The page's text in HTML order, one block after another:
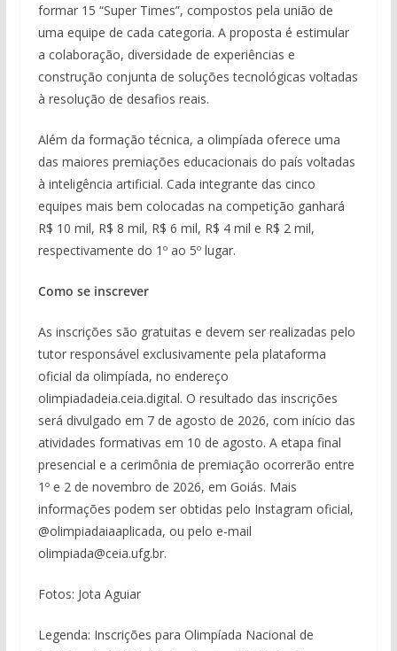
formar 15 “Super Times”, compostos pela união de
uma equipe de cada categoria. A proposta é estimular
a colaboração, diversidade de experiências e
construção conjunta de soluções tecnológicas voltadas
à resolução de desafios reais.
Além da formação técnica, a olimpíada oferece uma
das maiores premiações educacionais do país voltadas
à inteligência artificial. Cada integrante das cinco
equipes mais bem colocadas na competição ganhará
R$ 10 mil, R$ 8 mil, R$ 6 mil, R$ 4 mil e R$ 2 mil,
respectivamente do 1º ao 5º lugar.
Como se inscrever
As inscrições são gratuitas e devem ser realizadas pelo
tutor responsável exclusivamente pela plataforma
oficial da olimpíada, no endereço
olimpiadadeia.ceia.digital. O resultado das inscrições
será divulgado em 7 de agosto de 2026, com início das
atividades formativas em 10 de agosto. A etapa final
presencial e a cerimônia de premiação ocorrerão entre
1º e 2 de novembro de 2026, em Goiás. Mais
informações podem ser obtidas pelo Instagram oficial,
@olimpiadaiaaplicada, ou pelo e-mail
olimpiada@ceia.ufg.br.
Fotos: Jota Aguiar
Legenda: Inscrições para Olimpíada Nacional de